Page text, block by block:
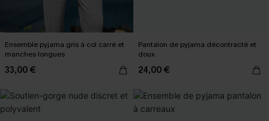
Ensemble pyjama gris à col carré et
manches longues
33,00 €
Pantalon de pyjama décontracté et
doux
24,00 €